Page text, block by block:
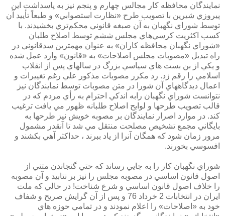
نمايندگان محافظه كار مجالس چهارم و پنجم نيز به پاسداشت اين
پيروزي شيرين با تصويب طرح «نظارت استصوابي» و طبعاً تأييد آن
توسط شوراي نگهبان به آن صبغه قانوني محكم‌تري بخشيدند. با
كسب اكثريت كرسي‌هاي مجلس ششم توسط اصلاح طلبان
«شوراي نگهبان محافظه كاران» به عنوان مهمترين سدقانوني در
راه تبديل «مصوبات مجلس اصلاحات» به «قانون» وارد عمل شده
و يكي از بن بست هاي سياسي بزرگ در سالهاي پس از انقلاب
اسلامي را رقم زد. رد مكرر مصوبات مذكور علي رغم تغييرات و
اعمال ديدگاههاي آن شورا در متن مصوبات توسط نمايندگان نيز
نتوانست شوراي نگهبان رابه اندكي احترام به رأي مردم كه در
قالب تصويب طرحها و لوايح اصلاح طلبانه ظهور مي يافت ترغيب
كند. در موارد اصرار نمايندگان بر مصوبه خويش نيز طرحها به
بايگاني مجمع تشخيص مصلحت منتقل مي شد تا آنقدر مشمول
مرور زمان شود كه همگان آنرا از ياد ببرند ، حداكثر آهي بكشند و
افسوسي بخورند.
شوراي نگهبان كار را به جايي رساند كه حتي گنجاندن متني از
اصول قانون اساسي در مصوبه مجلس را نيز بر نتابيد و آن مصوبه
را خلاف اصول قانون اساسي و شرع شناخت! در حالي كه ملت
ايران در انتخابات 2 خرداد 76 و پس از آن گرايش صريح و شفاف
خود به «اصلاحات» را اعلام نمودند و در تمامي حوزه هاي